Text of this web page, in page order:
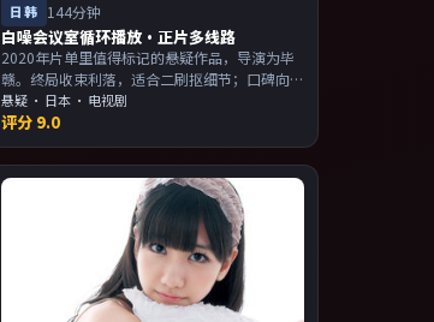
日韩 144分钟
白噪会议室循环播放·正片多线路
2020年片单里值得标记的悬疑作品，导演为毕
赣。终局收束利落，适合二刷抠细节；口碑向
与娱乐性兼顾。主演以演技派为主，适合喜欢
强叙事与人物关系的观众加入片单。
悬疑 · 日本 · 电视剧
评分 9.0